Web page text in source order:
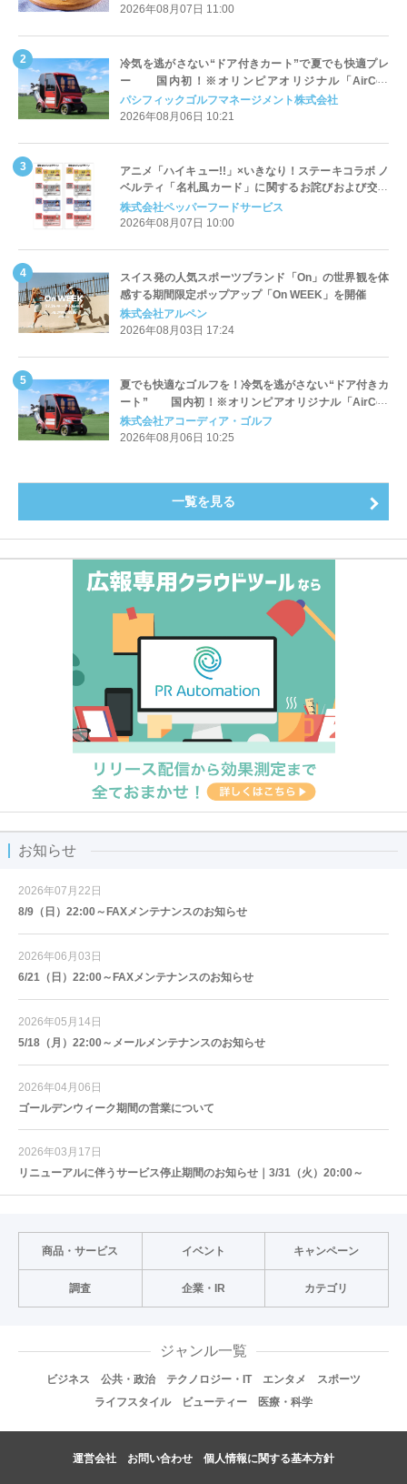
2026年08月07日 11:00
冷気を逃がさない“ドア付きカート”で夏でも快適プレ
ー 国内初！※オリンピアオリジナル「AirCon
Cart（エアコンカート）」導入 | ＰＧＭ
パシフィックゴルフマネージメント株式会社
2026年08月06日 10:21
アニメ「ハイキュー!!」×いきなり！ステーキコラボ ノ
ベルティ「名札風カード」に関するお詫びおよび交換
対応についてのご案内
株式会社ペッパーフードサービス
2026年08月07日 10:00
スイス発の人気スポーツブランド「On」の世界観を体
感する期間限定ポップアップ「On WEEK」を開催
株式会社アルペン
2026年08月03日 17:24
夏でも快適なゴルフを！冷気を逃がさない“ドア付きカ
ート” 国内初！※オリンピアオリジナル「AirCon
Cart（エアコンカート）」導入 | アコーディア・ゴ
ルフ
株式会社アコーディア・ゴルフ
2026年08月06日 10:25
一覧を見る
お知らせ
2026年07月22日
8/9（日）22:00～FAXメンテナンスのお知らせ
2026年06月03日
6/21（日）22:00～FAXメンテナンスのお知らせ
2026年05月14日
5/18（月）22:00～メールメンテナンスのお知らせ
2026年04月06日
ゴールデンウィーク期間の営業について
2026年03月17日
リニューアルに伴うサービス停止期間のお知らせ｜3/31（火）20:00～
商品・サービス イベント キャンペーン
調査 企業・IR カテゴリ
ジャンル一覧
ビジネス 公共・政治 テクノロジー・IT エンタメ
スポーツ
ライフスタイル
ビューティー 医療・科学
運営会社 お問い合わせ 個人情報に関する基本方針